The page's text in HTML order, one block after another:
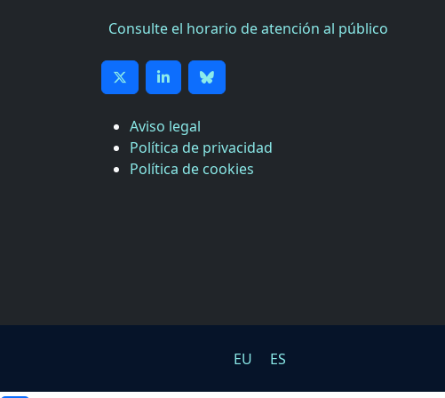
Consulte el horario de atención al público
Aviso legal
Política de privacidad
Política de cookies
EU ES